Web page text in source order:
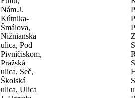
Nám.J.
Kútnika-
Šmálova,
Nižnianska
ulica, Pod
Pivničiskom,
Pražská
ulica, Seč,
Školská
ulica, Ulica